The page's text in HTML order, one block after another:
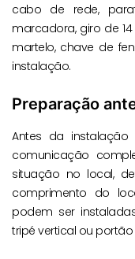
cabo de rede,
marcadora, giro de
martelo, chave de
instalação.
Preparação
Antes da
comunicação
situação no local,
comprimento do
podem ser
tripé vertical ou